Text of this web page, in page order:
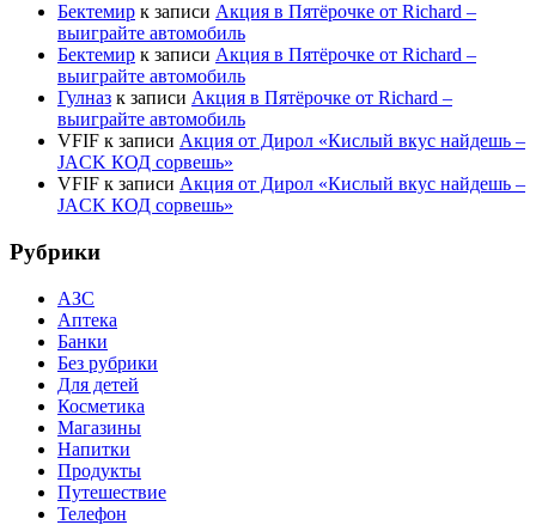
Бектемир к записи Акция в Пятёрочке от Richard –
выиграйте автомобиль
Бектемир к записи Акция в Пятёрочке от Richard –
выиграйте автомобиль
Гулназ к записи Акция в Пятёрочке от Richard –
выиграйте автомобиль
VFIF к записи Акция от Дирол «Кислый вкус найдешь –
JACK КОД сорвешь»
VFIF к записи Акция от Дирол «Кислый вкус найдешь –
JACK КОД сорвешь»
Рубрики
АЗС
Аптека
Банки
Без рубрики
Для детей
Косметика
Магазины
Напитки
Продукты
Путешествие
Телефон